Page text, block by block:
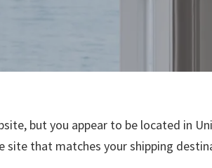
but you appear to be located in
site that matches your shipping